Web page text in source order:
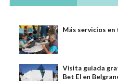
Más servicios
Visita guiada
Bet El en